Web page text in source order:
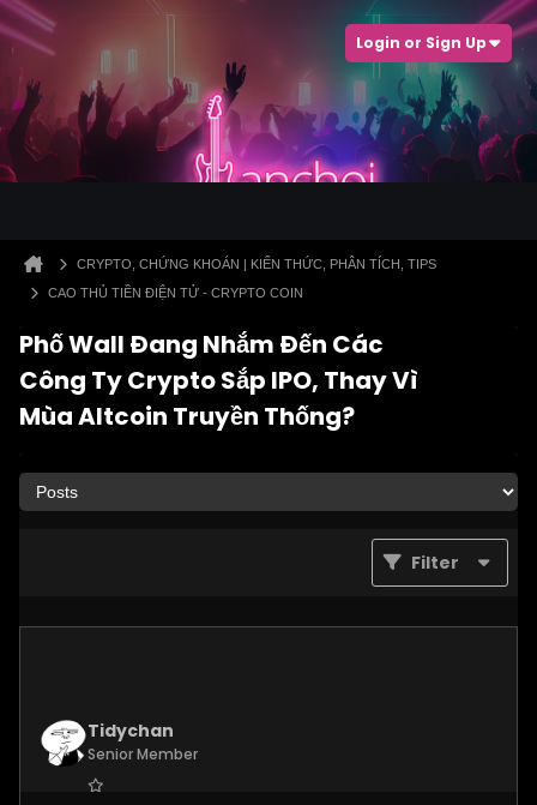
Login or Sign Up
CRYPTO, CHỨNG KHOÁN | KIẾN THỨC, PHÂN TÍCH, TIPS
CAO THỦ TIỀN ĐIỆN TỬ - CRYPTO COIN
Phố Wall Đang Nhắm Đến Các
Công Ty Crypto Sắp IPO, Thay Vì
Mùa Altcoin Truyền Thống?
Filter
Tidychan
Senior Member